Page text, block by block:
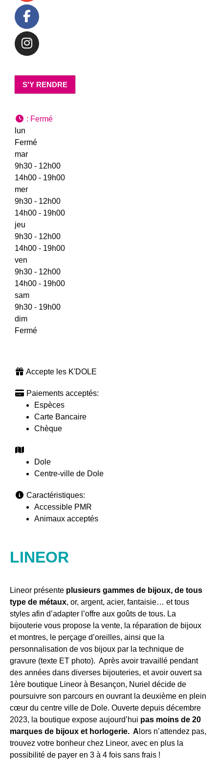
S'Y RENDRE
: Fermé
lun
Fermé
mar
9h30 - 12h00
14h00 - 19h00
mer
9h30 - 12h00
14h00 - 19h00
jeu
9h30 - 12h00
14h00 - 19h00
ven
9h30 - 12h00
14h00 - 19h00
sam
9h30 - 19h00
dim
Fermé
Accepte les K'DOLE
Paiements acceptés:
Espèces
Carte Bancaire
Chèque
Dole
Centre-ville de Dole
Caractéristiques:
Accessible PMR
Animaux acceptés
LINEOR
Lineor présente plusieurs gammes de bijoux, de tous
type de métaux, or, argent, acier, fantaisie… et tous
styles afin d’adapter l’offre aux goûts de tous. La
bijouterie vous propose la vente, la réparation de bijoux
et montres, le perçage d’oreilles, ainsi que la
personnalisation de vos bijoux par la technique de
gravure (texte ET photo). Après avoir travaillé pendant
des années dans diverses bijouteries, et avoir ouvert sa
1ère boutique Lineor à Besançon, Nuriel décide de
poursuivre son parcours en ouvrant la deuxième en plein
cœur du centre ville de Dole. Ouverte depuis décembre
2023, la boutique expose aujourd’hui pas moins de 20
marques de bijoux et horlogerie. A lors n’attendez pas,
trouvez votre bonheur chez Lineor, avec en plus la
possibilité de payer en 3 à 4 fois sans frais !